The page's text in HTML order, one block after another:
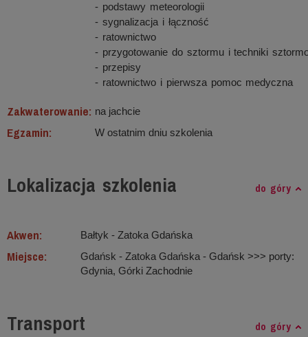
- podstawy meteorologii
- sygnalizacja i łączność
- ratownictwo
- przygotowanie do sztormu i techniki
- przepisy
- ratownictwo i pierwsza pomoc medyczna
Zakwaterowanie: na jachcie
Egzamin: W ostatnim dniu szkolenia
Lokalizacja szkolenia do góry
Akwen: Bałtyk ‐ Zatoka Gdańska
Miejsce:
Gdańsk - Zatoka Gdańska - Gdańsk >>> porty:
Gdynia, Górki Zachodnie
Transport do góry